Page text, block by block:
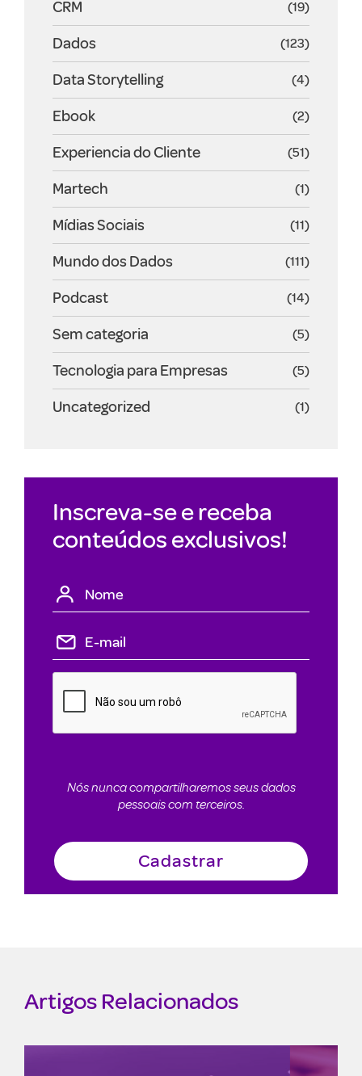
CRM (19)
Dados (123)
Data Storytelling (4)
Ebook (2)
Experiencia do Cliente (51)
Martech (1)
Mídias Sociais (11)
Mundo dos Dados (111)
Podcast (14)
Sem categoria (5)
Tecnologia para Empresas (5)
Uncategorized (1)
Inscreva-se e receba
conteúdos exclusivos!
Nós nunca compartilharemos seus dados
pessoais com terceiros.
Artigos Relacionados